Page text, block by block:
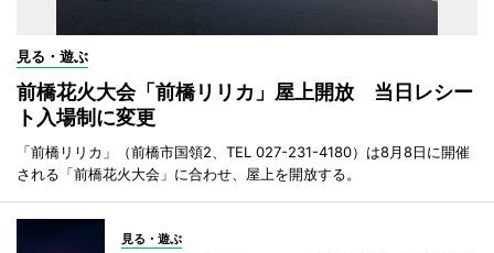
見る・遊ぶ
前橋花火大会「前橋リリカ」屋上開放 当日レシー
ト入場制に変更
「前橋リリカ」（前橋市国領2、TEL 027-231-4180）は8月8日に開催
される「前橋花火大会」に合わせ、屋上を開放する。
見る・遊ぶ